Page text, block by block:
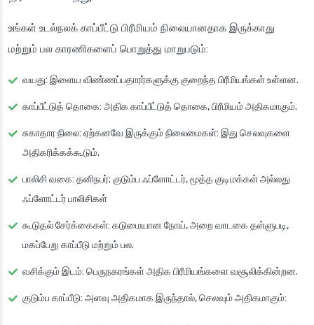
உங்கள் உடல்நலக் காப்பீட்டு பிரீமியம் நிலையானதாக இருக்காது
மற்றும் பல காரணிகளைப் பொறுத்து மாறுபடும்:
வயது: இளைய விண்ணப்பதாரர்களுக்கு குறைந்த பிரீமியங்கள் உள்ளன.
காப்பீட்டுத் தொகை: அதிக காப்பீட்டுத் தொகை, பிரீமியம் அதிகமாகும்.
சுகாதார நிலை: ஏற்கனவே இருக்கும் நிலைமைகள்: இது செலவுகளை
அதிகரிக்கக்கூடும்.
பாலிசி வகை: தனிநபர்; குடும்ப ஃப்ளோட்டர், மூத்த குடிமக்கள் அல்லது
ஃப்ளோட்டர் பாலிசிகள்
கூடுதல் சேர்க்கைகள்: கடுமையான நோய், அறை வாடகை தள்ளுபடி,
மகப்பேறு காப்பீடு மற்றும் பல.
வசிக்கும் இடம்: பெருநகரங்கள் அதிக பிரீமியங்களை வசூலிக்கின்றன.
குடும்ப காப்பீடு: அளவு அதிகமாக இருந்தால், செலவும் அதிகமாகும்: